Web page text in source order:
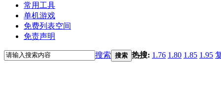
常用工具
单机游戏
免费列表空间
免责声明
搜索 搜索 热搜: 1.76 1.80 1.85 1.95